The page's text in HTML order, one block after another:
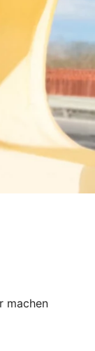
machen